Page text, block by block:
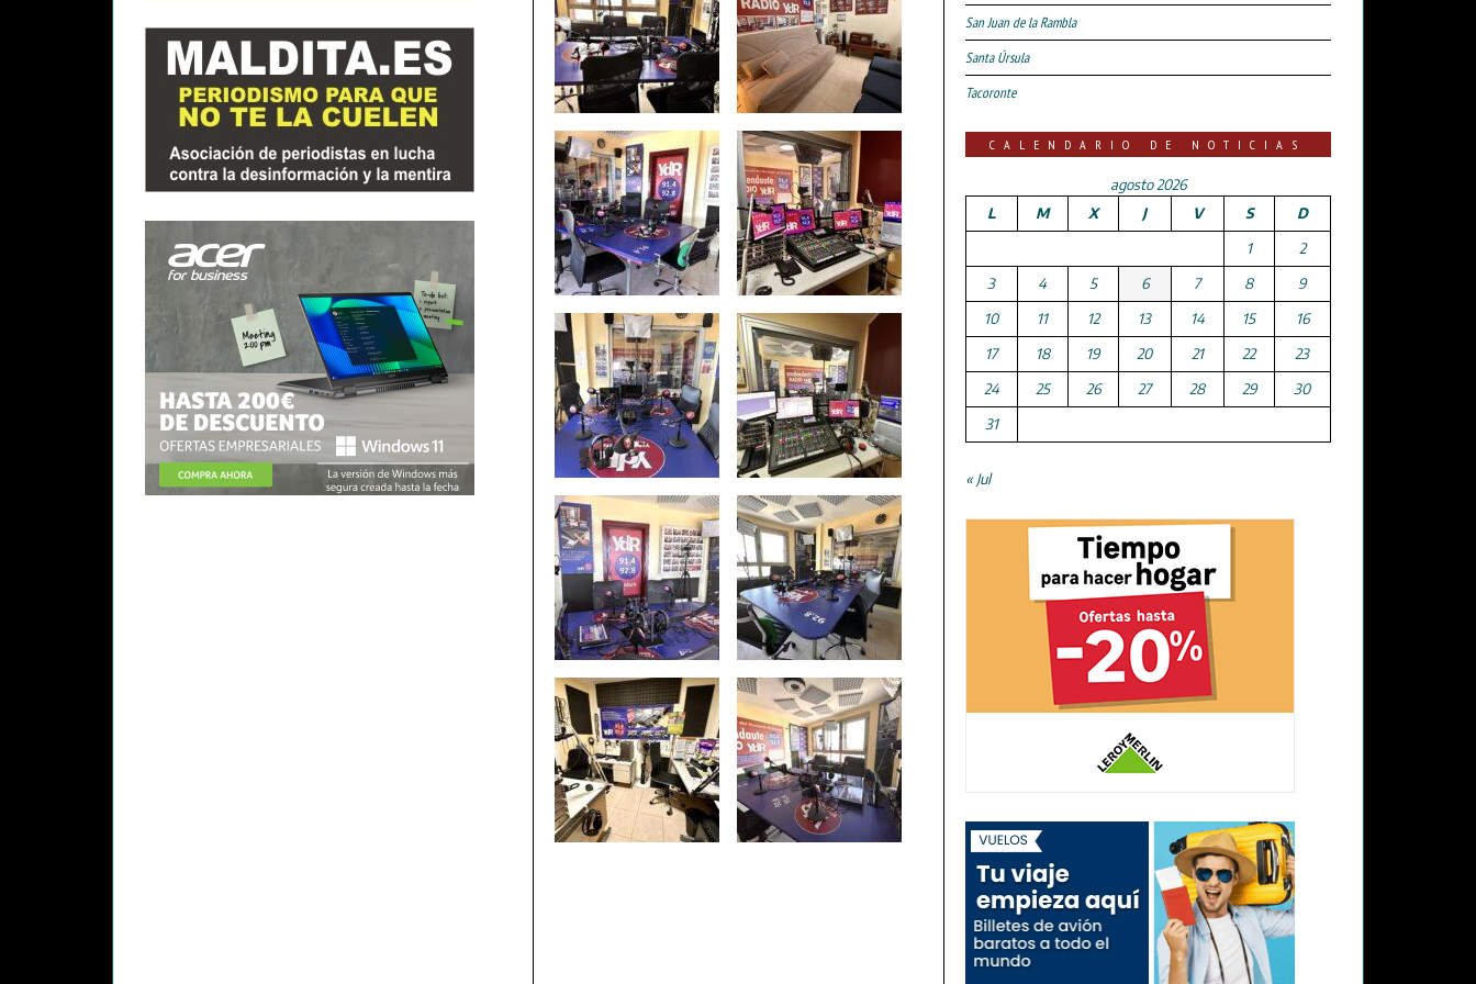
San Juan de la Rambla
Santa Úrsula
Tacoronte
CALENDARIO DE NOTICIAS
agosto 2026
L
M X J V S
D
1
2
3
4 5 6 7 8
9
10
11 12 13 14 15
16
17
18 19 20 21 22
23
24
25 26 27 28 29
30
31
« Jul